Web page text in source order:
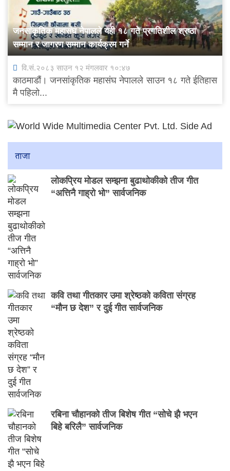
जनसांकृतिक महासंघ नेपालले यही १८ गते प्रगतिशील श्रष्ठा
सम्मान र जागरण सम्मान कार्यक्रम गर्ने
वि.सं.२०८३ साउन १२ मंगलवार १०:४७
काठमाडौं। जनसांकृतिक महासंघ नेपालले साउन १८ गते ईतिहास
मै पहिलो...
ताजा
लोकप्रिय मोडल सम्झना बुढाथोकीको तीज गीत
“अत्तिनै गाह्रो भो” सार्वजनिक
कवि तथा गीतकार उमा श्रेष्ठको कविता संग्रह
“मौन छ देश” र दुई गीत सार्वजनिक
रबिना चौहानको तीज बिशेष गीत “सोचे झै भएन
बिहे बरिलै” सार्वजनिक